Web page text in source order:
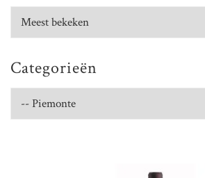
Categorieën